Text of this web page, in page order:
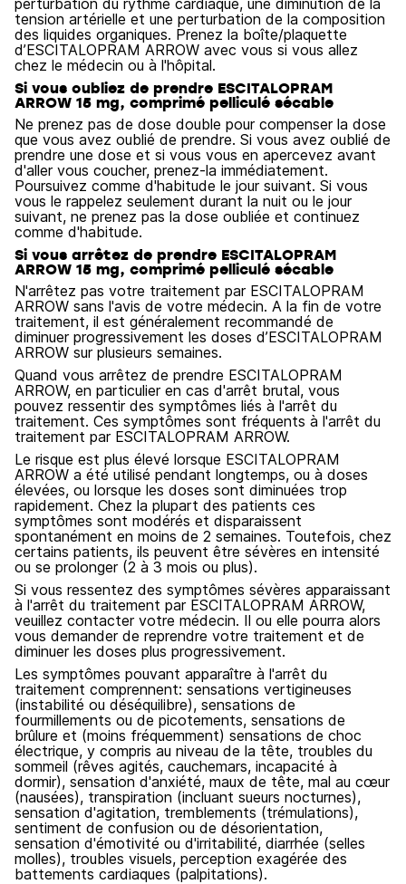
perturbation du rythme cardiaque, une diminution de la
tension artérielle et une perturbation de la composition
des liquides organiques. Prenez la boîte/plaquette
d’ESCITALOPRAM ARROW avec vous si vous allez
chez le médecin ou à l'hôpital.
Si vous oubliez de prendre ESCITALOPRAM
ARROW 15 mg, comprimé pelliculé sécable
Ne prenez pas de dose double pour compenser la dose
que vous avez oublié de prendre. Si vous avez oublié de
prendre une dose et si vous vous en apercevez avant
d'aller vous coucher, prenez-la immédiatement.
Poursuivez comme d'habitude le jour suivant. Si vous
vous le rappelez seulement durant la nuit ou le jour
suivant, ne prenez pas la dose oubliée et continuez
comme d'habitude.
Si vous arrêtez de prendre ESCITALOPRAM
ARROW 15 mg, comprimé pelliculé sécable
N'arrêtez pas votre traitement par ESCITALOPRAM
ARROW sans l'avis de votre médecin. A la fin de votre
traitement, il est généralement recommandé de
diminuer progressivement les doses d’ESCITALOPRAM
ARROW sur plusieurs semaines.
Quand vous arrêtez de prendre ESCITALOPRAM
ARROW, en particulier en cas d'arrêt brutal, vous
pouvez ressentir des symptômes liés à l'arrêt du
traitement. Ces symptômes sont fréquents à l'arrêt du
traitement par ESCITALOPRAM ARROW.
Le risque est plus élevé lorsque ESCITALOPRAM
ARROW a été utilisé pendant longtemps, ou à doses
élevées, ou lorsque les doses sont diminuées trop
rapidement. Chez la plupart des patients ces
symptômes sont modérés et disparaissent
spontanément en moins de 2 semaines. Toutefois, chez
certains patients, ils peuvent être sévères en intensité
ou se prolonger (2 à 3 mois ou plus).
Si vous ressentez des symptômes sévères apparaissant
à l'arrêt du traitement par ESCITALOPRAM ARROW,
veuillez contacter votre médecin. Il ou elle pourra alors
vous demander de reprendre votre traitement et de
diminuer les doses plus progressivement.
Les symptômes pouvant apparaître à l'arrêt du
traitement comprennent: sensations vertigineuses
(instabilité ou déséquilibre), sensations de
fourmillements ou de picotements, sensations de
brûlure et (moins fréquemment) sensations de choc
électrique, y compris au niveau de la tête, troubles du
sommeil (rêves agités, cauchemars, incapacité à
dormir), sensation d'anxiété, maux de tête, mal au cœur
(nausées), transpiration (incluant sueurs nocturnes),
sensation d'agitation, tremblements (trémulations),
sentiment de confusion ou de désorientation,
sensation d'émotivité ou d'irritabilité, diarrhée (selles
molles), troubles visuels, perception exagérée des
battements cardiaques (palpitations).